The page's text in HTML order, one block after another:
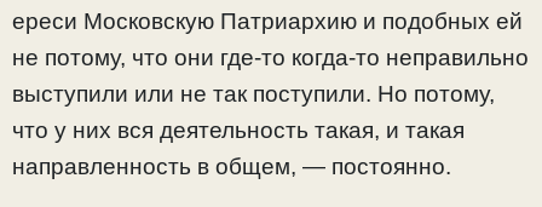
ереси Московскую Патриархию и подобных ей
не потому, что они где-то когда-то неправильно
выступили или не так поступили. Но потому,
что у них вся деятельность такая, и такая
направленность в общем, — постоянно.